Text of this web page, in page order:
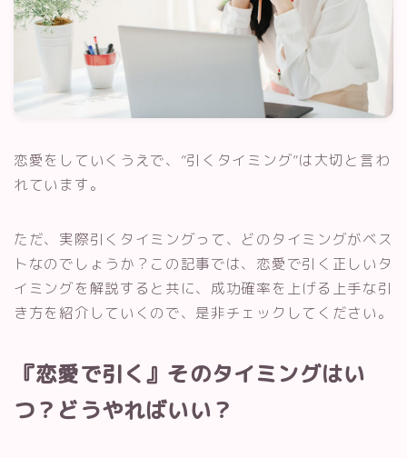
恋愛をしていくうえで、”引くタイミング”は大切と言わ
れています。
ただ、実際引くタイミングって、どのタイミングがベス
トなのでしょうか？この記事では、恋愛で引く正しいタ
イミングを解説すると共に、成功確率を上げる上手な引
き方を紹介していくので、是非チェックしてください。
『恋愛で引く』そのタイミングはい
つ？どうやればいい？